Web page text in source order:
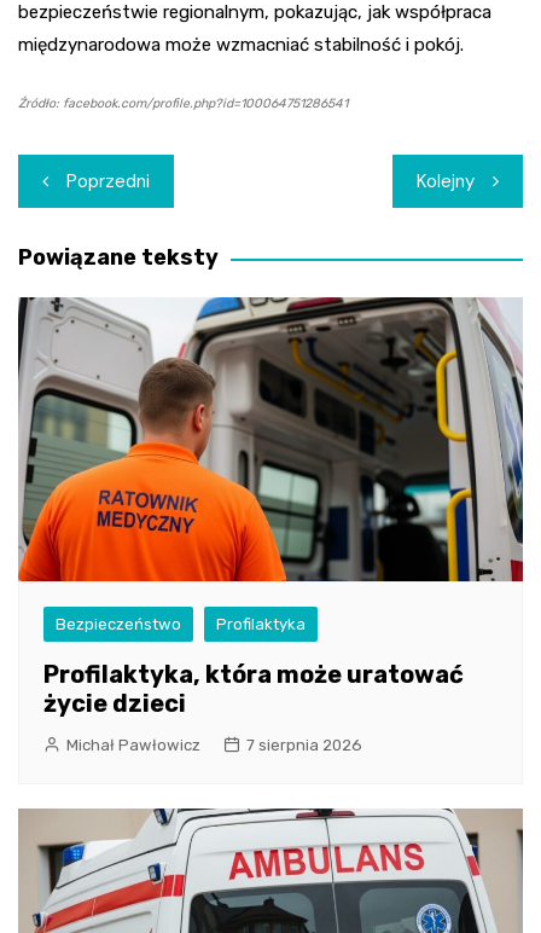
bezpieczeństwie regionalnym, pokazując, jak współpraca
międzynarodowa może wzmacniać stabilność i pokój.
Źródło: facebook.com/profile.php?id=100064751286541
Nawigacja
wpisu
Poprzedni Kolejny
Powiązane teksty
Bezpieczeństwo Profilaktyka
Profilaktyka, która może uratować
życie dzieci
Michał Pawłowicz 7 sierpnia 2026